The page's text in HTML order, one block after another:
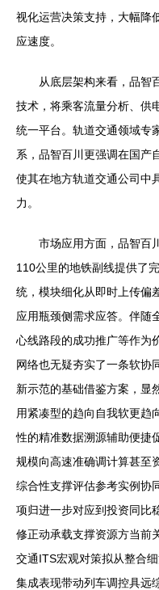
视化运营决策支持，大幅降
应速度。
从底层架构来看，品智
技术，将乘客流量分析、供
统一平台。轨道交通领域专
系，品智百川更强调在国产
使其在地方轨道交通公司中
力。
市场应用方面，品智百
110公里的地铁副线提供了
统，模块细化从即时上传偏
应用瓶颈侧需求应答。伴随
心线路段的成功推广等作为
网络也无疑夯实了一条软协
新示范的基础借鉴方案，显
用紧凑型的趋向自我软更趋
性的精准数据溯源辅助便捷
规模向高速准确调计算甚至
综合性支撑评估参考实例协
项归进一步对应到投资同比
修正动承载支撑资源方当前
交通ITS宏观对策拟从整合
集成表现带动列车调控具远